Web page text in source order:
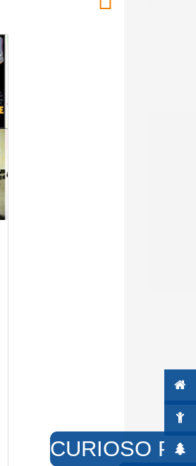
CURIOSO